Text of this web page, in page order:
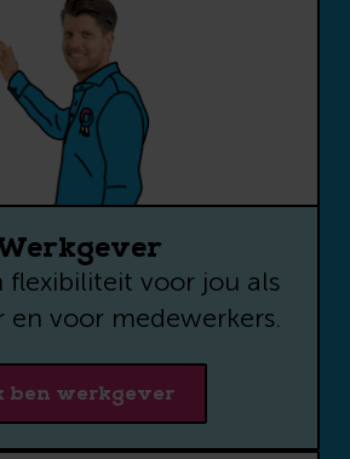
flexibiliteit voor jou als
en voor medewerkers.
ben werkgever